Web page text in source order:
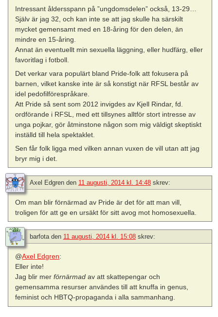
Intressant åldersspann på ”ungdomsdelen” också, 13-29…
Själv är jag 32, och kan inte se att jag skulle ha särskilt
mycket gemensamt med en 18-åring för den delen, än
mindre en 15-åring.
Annat än eventuellt min sexuella läggning, eller hudfärg, eller
favoritlag i fotboll.
Det verkar vara populärt bland Pride-folk att fokusera på
barnen, vilket kanske inte är så konstigt när RFSL består av
idel pedofilförespråkare.
Att Pride så sent som 2012 invigdes av Kjell Rindar, fd.
ordförande i RFSL, med ett tillsynes alltför stort intresse av
unga pojkar, gör åtminstone någon som mig väldigt skeptiskt
inställd till hela spektaklet.
Sen får folk ligga med vilken annan vuxen de vill utan att jag
bryr mig i det.
Axel Edgren den 11 augusti, 2014 kl. 14:48 skrev:
Om man blir förnärmad av Pride är det för att man vill,
troligen för att ge en ursäkt för sitt avog mot homosexuella.
barfotaden 11 augusti, 2014 kl. 15:08 skrev:
@Axel Edgren:
Eller inte!
Jag blir merförnärmad av att skattepengar och
gemensamma resurser användes till att knuffa in genus,
feminist och HBTQ-propaganda i alla sammanhang.